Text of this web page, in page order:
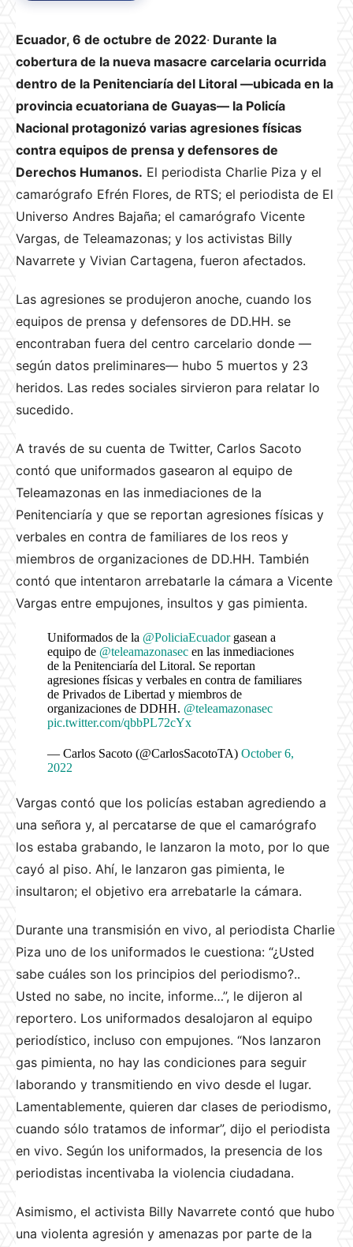
Ecuador, 6 de octubre de 2022· Durante la
cobertura de la nueva masacre carcelaria ocurrida
dentro de la Penitenciaría del Litoral —ubicada en la
provincia ecuatoriana de Guayas— la Policía
Nacional protagonizó varias agresiones físicas
contra equipos de prensa y defensores de
Derechos Humanos. El periodista Charlie Piza y el
camarógrafo Efrén Flores, de RTS; el periodista de El
Universo Andres Bajaña; el camarógrafo Vicente
Vargas, de Teleamazonas; y los activistas Billy
Navarrete y Vivian Cartagena, fueron afectados.
Las agresiones se produjeron anoche, cuando los
equipos de prensa y defensores de DD.HH. se
encontraban fuera del centro carcelario donde —
según datos preliminares— hubo 5 muertos y 23
heridos. Las redes sociales sirvieron para relatar lo
sucedido.
A través de su cuenta de Twitter, Carlos Sacoto
contó que uniformados gasearon al equipo de
Teleamazonas en las inmediaciones de la
Penitenciaría y que se reportan agresiones físicas y
verbales en contra de familiares de los reos y
miembros de organizaciones de DD.HH. También
contó que intentaron arrebatarle la cámara a Vicente
Vargas entre empujones, insultos y gas pimienta.
Uniformados de la @PoliciaEcuadorgasean a
equipo de @teleamazonasec en las inmediaciones
de la Penitenciaría del Litoral. Se reportan
agresiones físicas y verbales en contra de familiares
de Privados de Libertad y miembros de
organizaciones de DDHH. @teleamazonasec
pic.twitter.com/qbbPL72cYx
— Carlos Sacoto (@CarlosSacotoTA) October 6,
2022
Vargas contó que los policías estaban agrediendo a
una señora y, al percatarse de que el camarógrafo
los estaba grabando, le lanzaron la moto, por lo que
cayó al piso. Ahí, le lanzaron gas pimienta, le
insultaron; el objetivo era arrebatarle la cámara.
Durante una transmisión en vivo, al periodista Charlie
Piza uno de los uniformados le cuestiona: “¿Usted
sabe cuáles son los principios del periodismo?..
Usted no sabe, no incite, informe…”, le dijeron al
reportero. Los uniformados desalojaron al equipo
periodístico, incluso con empujones. “Nos lanzaron
gas pimienta, no hay las condiciones para seguir
laborando y transmitiendo en vivo desde el lugar.
Lamentablemente, quieren dar clases de periodismo,
cuando sólo tratamos de informar”, dijo el periodista
en vivo. Según los uniformados, la presencia de los
periodistas incentivaba la violencia ciudadana.
Asimismo, el activista Billy Navarrete contó que hubo
una violenta agresión y amenazas por parte de la